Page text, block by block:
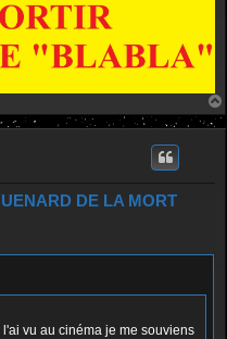
DE LA MORT
vu au cinéma je me souviens